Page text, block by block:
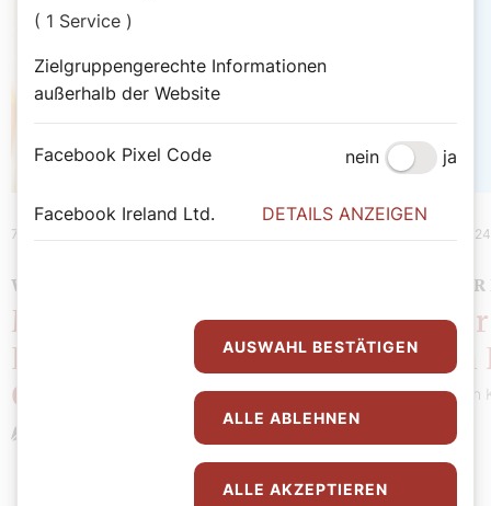
7. Mai 2024
WAS WIR DER KIRCHE VERDANKEN
Marienmonat Mai:
Ehrengedenken an die
Gottesgebärerin
30. April 2024
WAS
Sie
nach
Stefan
( 1 Service )
Zielgruppengerechte Informationen
außerhalb der Website
Facebook Pixel Code nein ja
Facebook Ireland Ltd. DETAILS ANZEIGEN
AUSWAHL BESTÄTIGEN
ALLE ABLEHNEN
ALLE AKZEPTIEREN